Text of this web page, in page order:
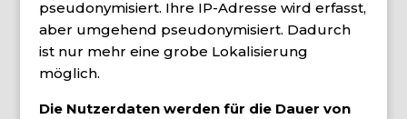
pseudonymisiert. Ihre IP-Adresse wird erfasst,
aber umgehend pseudonymisiert. Dadurch
ist nur mehr eine grobe Lokalisierung
möglich.
Die Nutzerdaten werden für die Dauer von